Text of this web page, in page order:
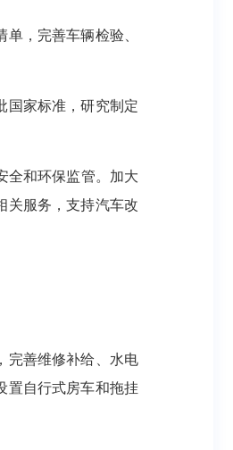
，完善车辆检验、
国家标准，研究制定
全和环保监管。加大
关服务，支持汽车改
完善维修补给、水电
置自行式房车和拖挂